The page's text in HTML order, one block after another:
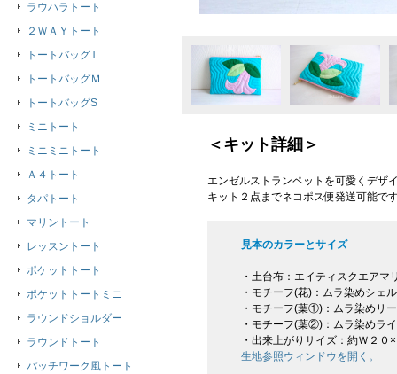
＜キット詳細＞
エンゼルストランペットを可愛くデザ
キット２点までネコポス便発送可能で
見本のカラーとサイズ
・土台布：エイティスクエアマ
・モチーフ(花)：ムラ染めシェ
・モチーフ(葉①)：ムラ染めリ
・モチーフ(葉②)：ムラ染めラ
・出来上がりサイズ：約Ｗ２０
生地参照ウィンドウを開く。
ラウハラトート
２ＷＡＹトート
トートバッグＬ
トートバッグＭ
トートバッグS
ミニトート
ミニミニトート
Ａ４トート
タパトート
マリントート
レッスントート
ポケットトート
ポケットトートミニ
ラウンドショルダー
ラウンドトート
パッチワーク風トート